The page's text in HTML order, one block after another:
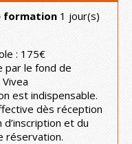
formation 1 jour(s)
: 175€
par le fond de
est indispensable.
dès réception
d’inscription et du
réservation.